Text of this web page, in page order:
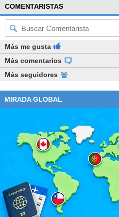
condenados a presidio
pena carcelaria en su país de
corresponda, y en caso de
serán inmediatamente
proceso de expulsión o
institución o grupo que
ánimo de lucro el ingreso ilegal
la República, incurrirá en las
ley", se precisa.
COMENTARISTAS
Más me gusta
Más comentarios
Más seguidores
MIRADA GLOBAL